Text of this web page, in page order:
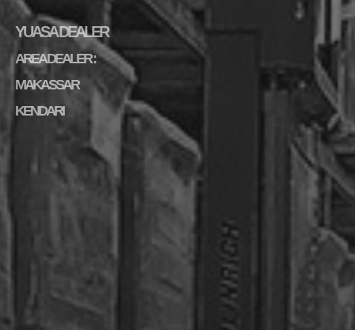
YUASA DEALER
AREA DEALER :
MAKASSAR
KENDARI